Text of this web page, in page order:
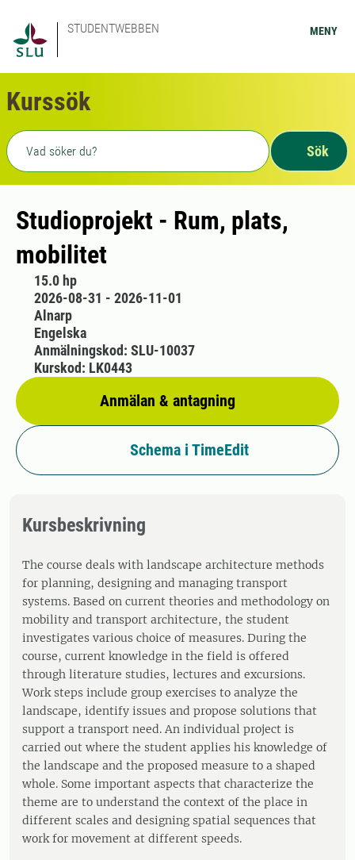
STUDENTWEBBEN MENY
Kurssök
Fritext sökning
Sök
Studioprojekt - Rum, plats,
mobilitet
15.0 hp
2026-08-31 - 2026-11-01
Alnarp
Engelska
Anmälan & antagning
Anmälningskod: SLU-10037
Kurskod: LK0443
Schema i TimeEdit
Kursbeskrivning
The course deals with landscape architecture methods
for planning, designing and managing transport
systems. Based on current theories and methodology on
mobility and transport architecture, the student
investigates various choice of measures. During the
course, current knowledge in the field is offered
through literature studies, lectures and excursions.
Work steps include group exercises to analyze the
landscape, identify issues and propose solutions that
support a transport need. An individual project is
carried out where the student applies his knowledge of
the landscape and the proposed measure to a shaped
whole. Some important aspects that characterize the
theme are to understand the context of the place in
different scales and designing spatial sequences that
work for movement at different speeds.